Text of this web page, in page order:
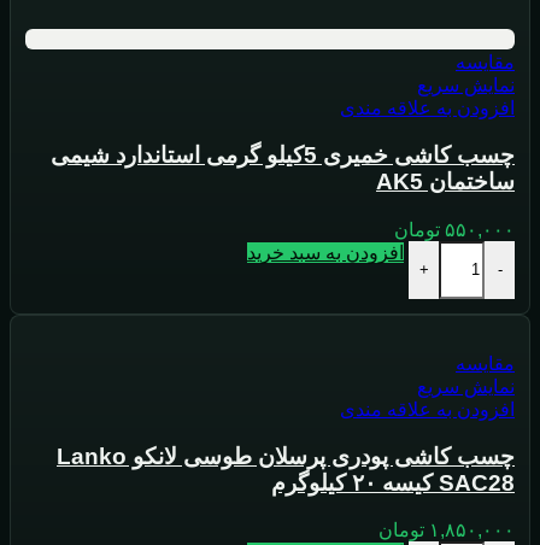
مقايسه
نمایش سریع
افزودن به علاقه مندی
چسب کاشی خمیری 5کیلو گرمی استاندارد شیمی
ساختمان AK5
۵۵۰,۰۰۰ تومان
-
+
افزودن به سبد خرید
مقايسه
نمایش سریع
افزودن به علاقه مندی
چسب کاشی پودری پرسلان طوسی لانکو Lanko
SAC28 کیسه ۲۰ کیلوگرم
۱,۸۵۰,۰۰۰ تومان